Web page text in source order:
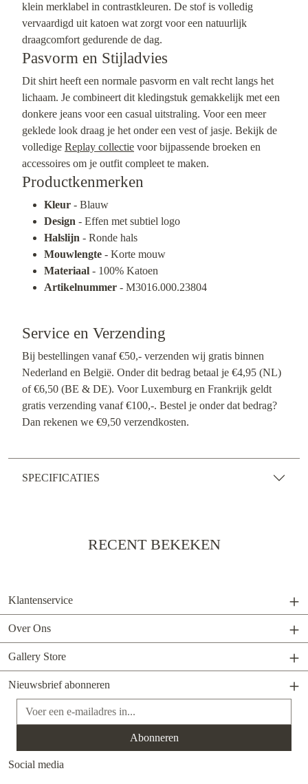
klein merklabel in contrastkleuren. De stof is volledig
vervaardigd uit katoen wat zorgt voor een natuurlijk
draagcomfort gedurende de dag.
Pasvorm en Stijladvies
Dit shirt heeft een normale pasvorm en valt recht langs het
lichaam. Je combineert dit kledingstuk gemakkelijk met een
donkere jeans voor een casual uitstraling. Voor een meer
geklede look draag je het onder een vest of jasje. Bekijk de
volledige Replay collectie voor bijpassende broeken en
accessoires om je outfit compleet te maken.
Productkenmerken
Kleur - Blauw
Design - Effen met subtiel logo
Halslijn - Ronde hals
Mouwlengte - Korte mouw
Materiaal - 100% Katoen
Artikelnummer - M3016.000.23804
Service en Verzending
Bij bestellingen vanaf €50,- verzenden wij gratis binnen
Nederland en België. Onder dit bedrag betaal je €4,95 (NL)
of €6,50 (BE & DE). Voor Luxemburg en Frankrijk geldt
gratis verzending vanaf €100,-. Bestel je onder dat bedrag?
Dan rekenen we €9,50 verzendkosten.
SPECIFICATIES
RECENT BEKEKEN
Klantenservice
Over Ons
Gallery Store
Nieuwsbrief abonneren
E-mailadres*
Abonneren
Social media